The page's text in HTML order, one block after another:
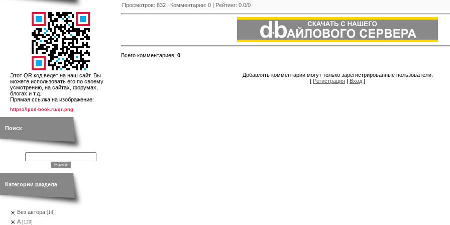
Этот QR код ведет на наш сайт. Вы
можете использовать его по своему
усмотрению, на сайтах, форумах,
блогах и т.д.
Прямая ссылка на изображение:
https://ipod-book.ru/qr.png
Поиск
Категории раздела
Без автора [14]
А [129]
Просмотров: 832 | Комментарии: 0 | Рейтинг: 0.0/0
Всего комментариев: 0
Добавлять комментарии могут только зарегистрированные пользователи.
[ Регистрация | Вход ]